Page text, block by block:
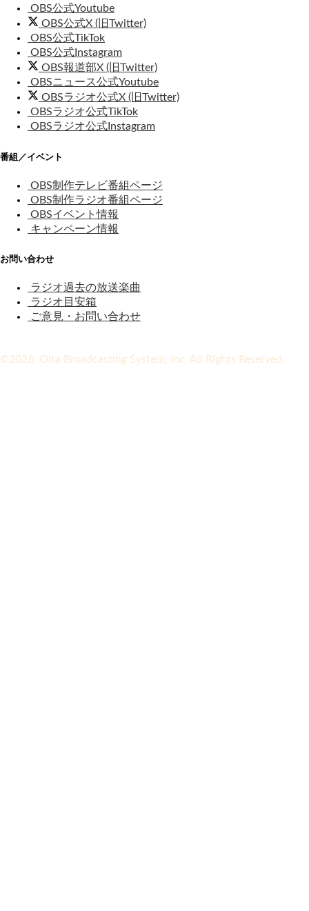
OBS公式Youtube
OBS公式X (旧Twitter)
OBS公式TikTok
OBS公式Instagram
OBS報道部X (旧Twitter)
OBSニュース公式Youtube
OBSラジオ公式X (旧Twitter)
OBSラジオ公式TikTok
OBSラジオ公式Instagram
番組／イベント
OBS制作テレビ番組ページ
OBS制作ラジオ番組ページ
OBSイベント情報
キャンペーン情報
お問い合わせ
ラジオ過去の放送楽曲
ラジオ目安箱
ご意見・お問い合わせ
©2026 Oita Broadcasting System, Inc. All Rights Reserved.